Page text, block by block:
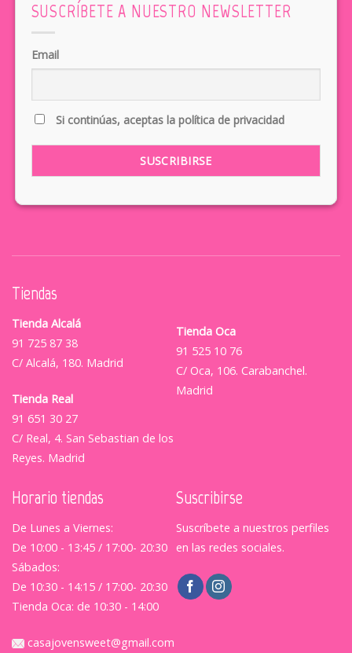
SUSCRÍBETE A NUESTRO NEWSLETTER
Email
Si continúas, aceptas la política de privacidad
Tiendas
Tienda Alcalá
91 725 87 38
C/ Alcalá, 180. Madrid
Tienda Real
91 651 30 27
C/ Real, 4. San Sebastian de los
Reyes. Madrid
Tienda Oca
91 525 10 76
C/ Oca, 106. Carabanchel.
Madrid
Horario tiendas
De Lunes a Viernes:
De 10:00 - 13:45 / 17:00- 20:30
Sábados:
De 10:30 - 14:15 / 17:00- 20:30
Tienda Oca: de 10:30 - 14:00
Suscribirse
Suscríbete a nuestros perfiles
en las redes sociales.
casajovensweet@gmail.com